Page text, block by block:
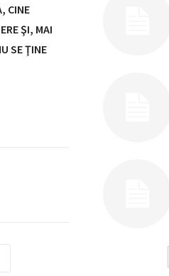
CINE
ŞI, MAI
SE ŢINE